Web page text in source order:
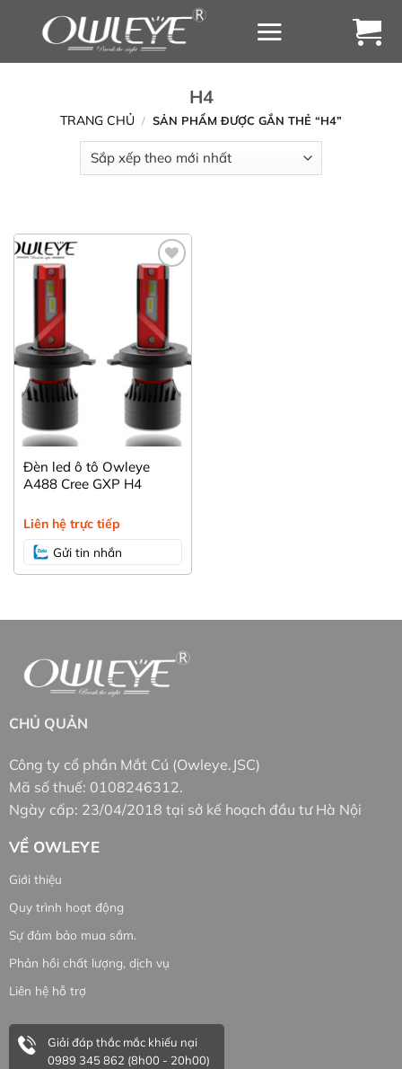
H4
TRANG CHỦ / SẢN PHẨM ĐƯỢC GẮN THẺ “H4”
Yêu
Đèn led ô tô Owleye
A488 Cree GXP H4
Liên hệ trực tiếp
Gửi tin nhắn
CHỦ QUẢN
Công ty cổ phần Mắt Cú (Owleye.JSC)
Mã số thuế: 0108246312.
Ngày cấp: 23/04/2018 tại sở kế hoạch đầu tư Hà Nội
VỀ OWLEYE
Giới thiệu
Quy trình hoạt động
Sự đảm bảo mua sắm.
Phản hồi chất lượng, dịch vụ
Liên hệ hỗ trợ
Giải đáp thắc mắc khiếu nại
0989 345 862 (8h00 - 20h00)